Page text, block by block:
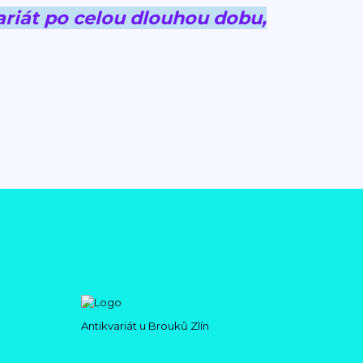
po celou dlouhou dobu,
Antikvariát u Brouků Zlín